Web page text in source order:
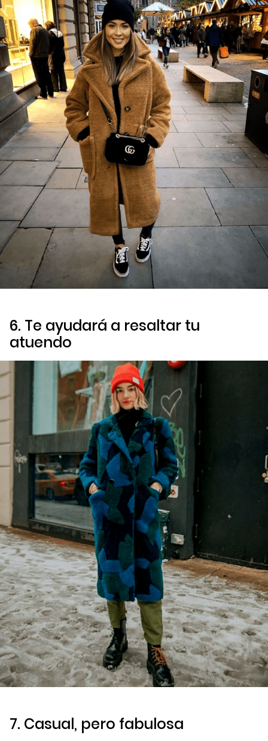
6. Te ayudará a resaltar tu
atuendo
7. Casual, pero fabulosa